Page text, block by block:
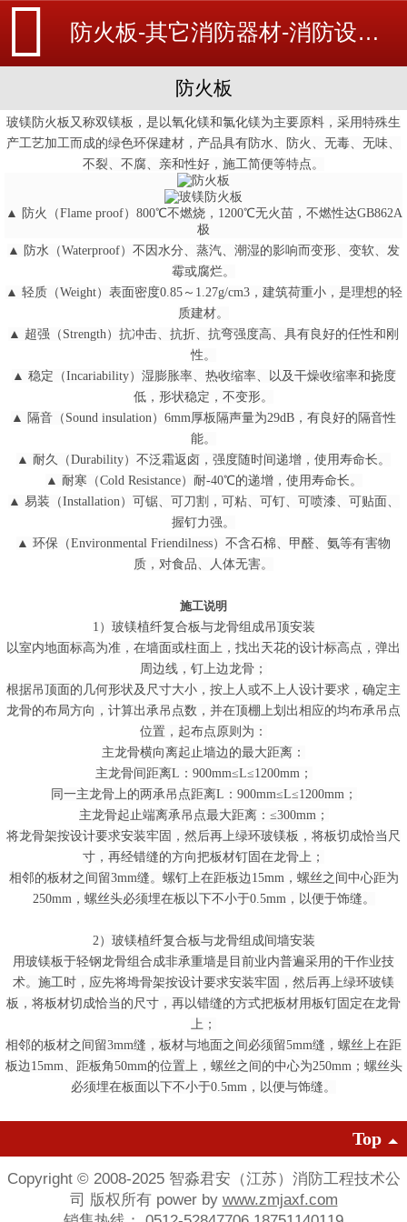
防火板-其它消防器材-消防设备安装_北京探测器清洗_江苏消防改造维修-苏州消防工程施工安装公司-
防火板
玻镁防火板又称双镁板，是以氧化镁和氯化镁为主要原料，采用特殊生
产工艺加工而成的绿色环保建材，产品具有防水、防火、无毒、无味、
不裂、不腐、亲和性好，施工简便等特点。
▲ 防火（Flame proof）800℃不燃烧，1200℃无火苗，不燃性达GB862A
极
▲ 防水（Waterproof）不因水分、蒸汽、潮湿的影响而变形、变软、发
霉或腐烂。
▲ 轻质（Weight）表面密度0.85～1.27g/cm3，建筑荷重小，是理想的轻
质建材。
▲ 超强（Strength）抗冲击、抗折、抗弯强度高、具有良好的任性和刚
性。
▲ 稳定（Incariability）湿膨胀率、热收缩率、以及干燥收缩率和挠度
低，形状稳定，不变形。
▲ 隔音（Sound insulation）6mm厚板隔声量为29dB，有良好的隔音性
能。
▲ 耐久（Durability）不泛霜返卤，强度随时间递增，使用寿命长。
▲ 耐寒（Cold Resistance）耐-40℃的递增，使用寿命长。
▲ 易装（Installation）可锯、可刀割，可粘、可钉、可喷漆、可贴面、
握钉力强。
▲ 环保（Environmental Friendilness）不含石棉、甲醛、氨等有害物
质，对食品、人体无害。
施工说明
1）玻镁植纤复合板与龙骨组成吊顶安装
以室内地面标高为准，在墙面或柱面上，找出天花的设计标高点，弹出
周边线，钉上边龙骨；
根据吊顶面的几何形状及尺寸大小，按上人或不上人设计要求，确定主
龙骨的布局方向，计算出承吊点数，并在顶棚上划出相应的均布承吊点
位置，起布点原则为：
主龙骨横向离起止墙边的最大距离：
主龙骨间距离L：900mm≤L≤1200mm；
同一主龙骨上的两承吊点距离L：900mm≤L≤1200mm；
主龙骨起止端离承吊点最大距离：≤300mm；
将龙骨架按设计要求安装牢固，然后再上绿环玻镁板，将板切成恰当尺
寸，再经错缝的方向把板材钉固在龙骨上；
相邻的板材之间留3mm缝。螺钉上在距板边15mm，螺丝之间中心距为
250mm，螺丝头必须埋在板以下不小于0.5mm，以便于饰缝。
2）玻镁植纤复合板与龙骨组成间墙安装
用玻镁板于轻钢龙骨组合成非承重墙是目前业内普遍采用的干作业技
术。施工时，应先将坶骨架按设计要求安装牢固，然后再上绿环玻镁
板，将板材切成恰当的尺寸，再以错缝的方式把板材用板钉固定在龙骨
上；
相邻的板材之间留3mm缝，板材与地面之间必须留5mm缝，螺丝上在距
板边15mm、距板角50mm的位置上，螺丝之间的中心为250mm；螺丝头
必须埋在板面以下不小于0.5mm，以便与饰缝。
Top
Copyright © 2008-2025 智淼君安（江苏）消防工程技术公
司 版权所有 power by www.zmjaxf.com